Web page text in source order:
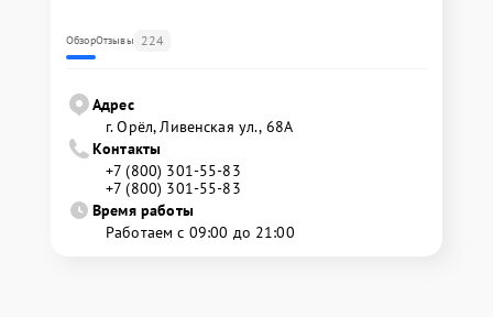
ОбзорОтзывы 224
Адрес
г. Орёл, Ливенская ул., 68А
Контакты
+7 (800) 301-55-83
+7 (800) 301-55-83
Время работы
Работаем с 09:00 до 21:00